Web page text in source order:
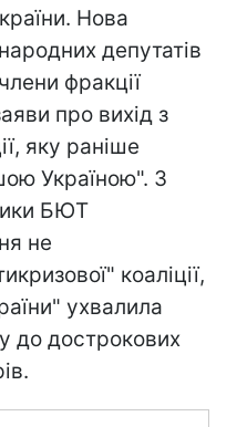
Нова
депутатів
фракції
про вихід з
яку раніше
Україною". З
БЮТ
не
коаліції,
ухвалила
до дострокових